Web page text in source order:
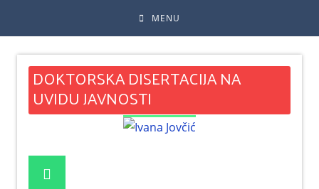
MENU
DOKTORSKA DISERTACIJA NA
UVIDU JAVNOSTI